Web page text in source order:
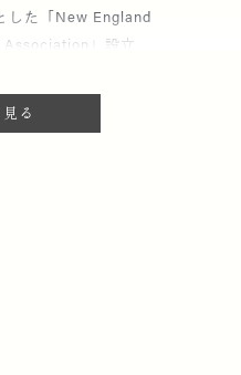
した「New England
」設立
ケンブリッジ市、ブルックラ
市にてクラスを開講
Shops & Studioをオープ
ケット制作教室、材料など
る